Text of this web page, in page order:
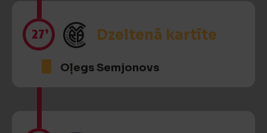
27’ Dzeltenā kartīte
Oļegs Semjonovs